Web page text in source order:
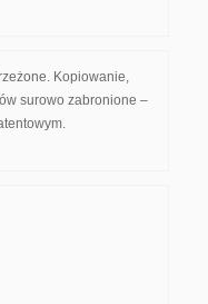
Kopiowanie,
surowo zabronione –